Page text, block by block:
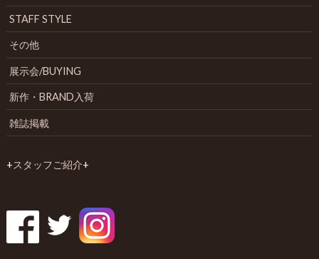
STAFF STYLE
その他
展示会/BUYING
新作・BRAND入荷
雑誌掲載
+スタッフご紹介+